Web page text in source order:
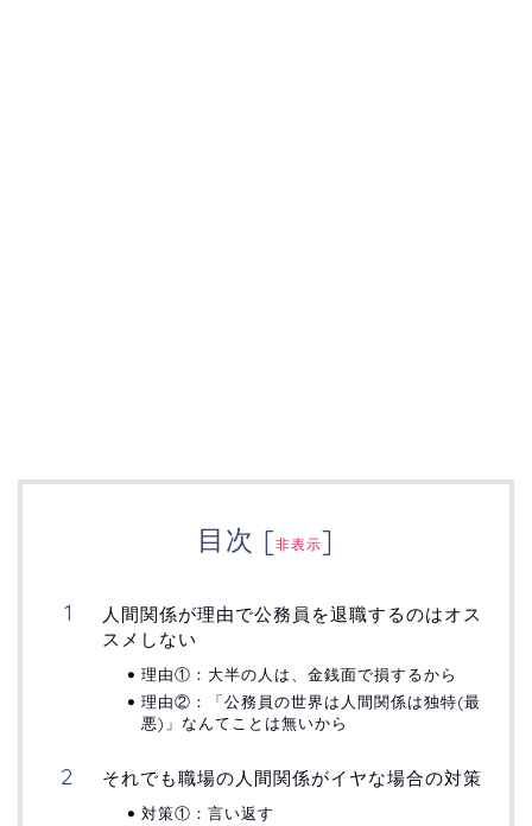
目次 [非表示]
人間関係が理由で公務員を退職するのはオス
スメしない
理由①：大半の人は、金銭面で損するから
理由②：「公務員の世界は人間関係は独特(最
悪)」なんてことは無いから
それでも職場の人間関係がイヤな場合の対策
対策①：言い返す